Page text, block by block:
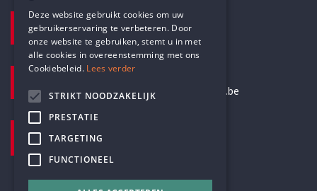
TELEFOON
+32 3 233 70 32
E-MAILADRES
secretariaat@humanistischverbond.be
Pottenbrug 4
Antwerpen, 2000
DUTCH
Deze website gebruikt cookies om uw
gebruikerservaring te verbeteren. Door
onze website te gebruiken, stemt u in met
alle cookies in overeenstemming met ons
Cookiebeleid. Lees verder
STRIKT NOODZAKELIJK
PRESTATIE
TARGETING
FUNCTIONEEL